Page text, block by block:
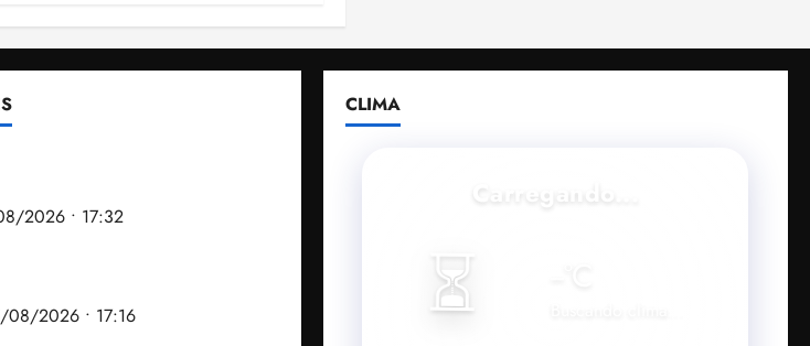
2026 • 17:32
08/2026 • 17:16
CLIMA
Carregando...
⏳